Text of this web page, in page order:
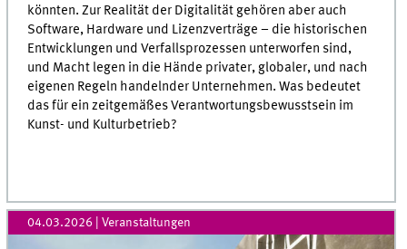
könnten. Zur Realität der Digitalität gehören aber auch
Software, Hardware und Lizenzverträge – die historischen
Entwicklungen und Verfallsprozessen unterworfen sind,
und Macht legen in die Hände privater, globaler, und nach
eigenen Regeln handelnder Unternehmen. Was bedeutet
das für ein zeitgemäßes Verantwortungsbewusstsein im
Kunst- und Kulturbetrieb?
04.03.2026 | Veranstaltungen